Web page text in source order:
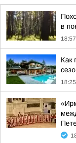
в
18:57
Как
18:25